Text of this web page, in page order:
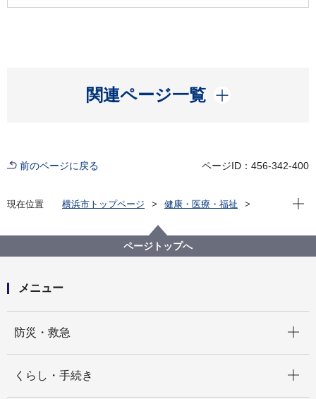
関連ページ一覧
開く
前のページに戻る ページID：456-342-400
現在位置 横浜市トップページ
健康・医療・福祉
障害者差別解消法への対応
（障害者差別事例4）肢体不自由 地域
現在
ページトップへ
メニュー
防災・救急
くらし・手続き